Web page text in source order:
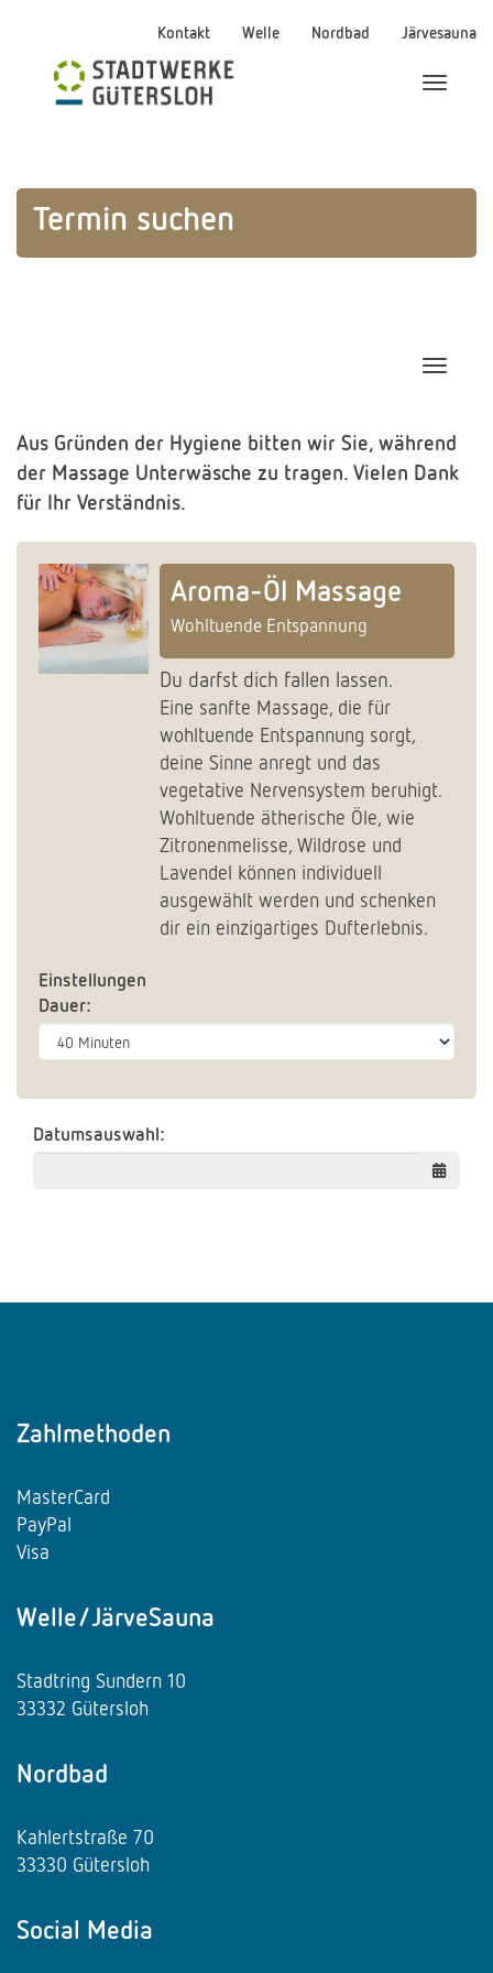
Kontakt Welle Nordbad Järvesauna
Menü
Termin suchen
Aus Gründen der Hygiene bitten wir Sie, während
der Massage Unterwäsche zu tragen. Vielen Dank
für Ihr Verständnis.
Aroma-Öl Massage
Wohltuende Entspannung
Du darfst dich fallen lassen.
Eine sanfte Massage, die für
wohltuende Entspannung sorgt,
deine Sinne anregt und das
vegetative Nervensystem beruhigt.
Wohltuende ätherische Öle, wie
Zitronenmelisse, Wildrose und
Lavendel können individuell
ausgewählt werden und schenken
dir ein einzigartiges Dufterlebnis.
Einstellungen
Dauer:
Datumsauswahl:
Zahlmethoden
MasterCard
PayPal
Visa
Welle/JärveSauna
Stadtring Sundern 10
33332 Gütersloh
Nordbad
Kahlertstraße 70
33330 Gütersloh
Social Media